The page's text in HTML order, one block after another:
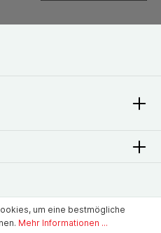
um eine bestmögliche
Mehr Informationen ...